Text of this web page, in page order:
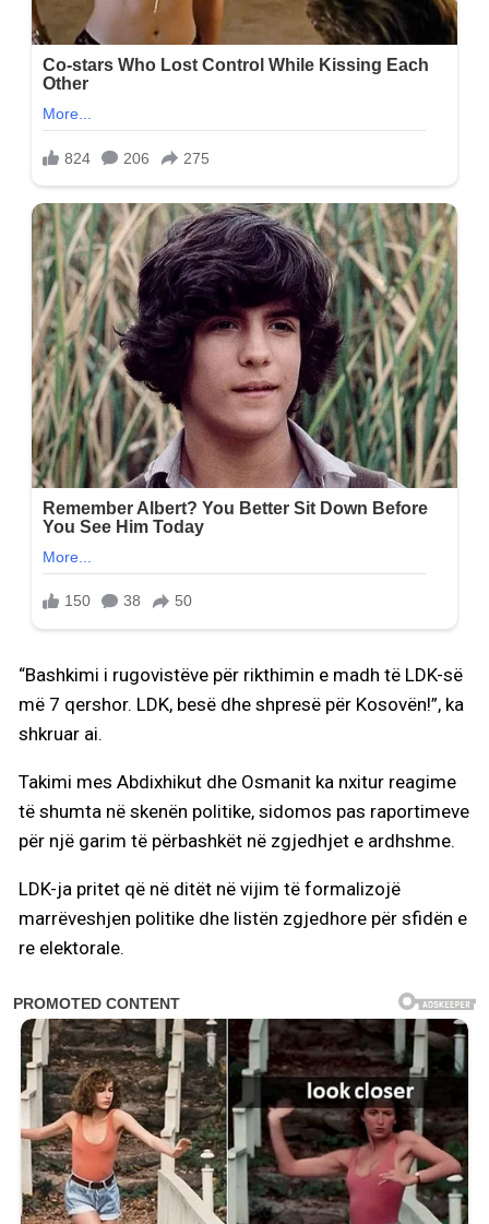
“Bashkimi i rugovistëve për rikthimin e madh të LDK-së
më 7 qershor. LDK, besë dhe shpresë për Kosovën!”, ka
shkruar ai.
Takimi mes Abdixhikut dhe Osmanit ka nxitur reagime
të shumta në skenën politike, sidomos pas raportimeve
për një garim të përbashkët në zgjedhjet e ardhshme.
LDK-ja pritet që në ditët në vijim të formalizojë
marrëveshjen politike dhe listën zgjedhore për sfidën e
re elektorale.